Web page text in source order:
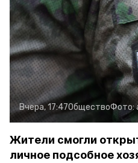
Вчера, 17:47ОбществоФото:
Жители смогли
личное подсобное